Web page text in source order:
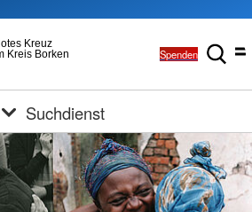
Kreis Borken
Kreuz
Spenden
Suchdienst